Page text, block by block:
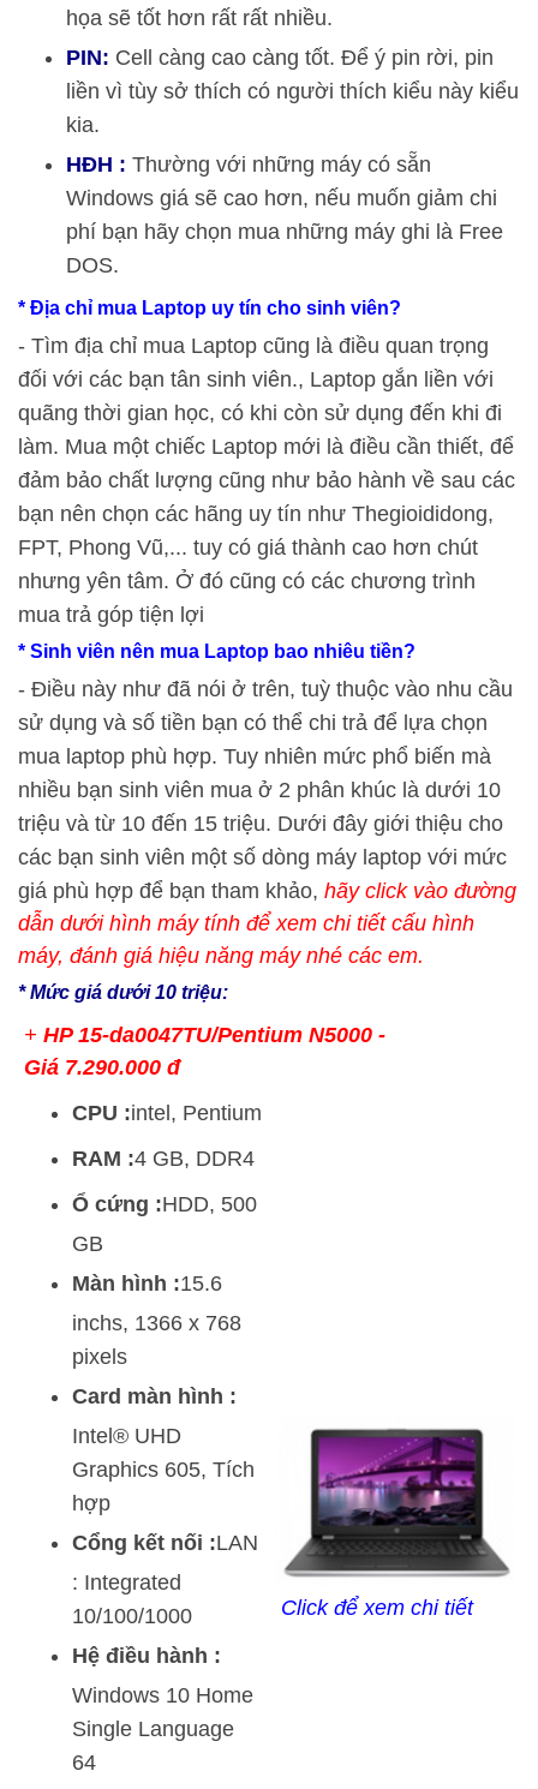
họa sẽ tốt hơn rất rất nhiều.
PIN: Cell càng cao càng tốt. Để ý pin rời, pin
liền vì tùy sở thích có người thích kiểu này kiểu
kia.
HĐH : Thường với những máy có sẵn
Windows giá sẽ cao hơn, nếu muốn giảm chi
phí bạn hãy chọn mua những máy ghi là Free
DOS.
* Địa chỉ mua Laptop uy tín cho sinh viên?
- Tìm địa chỉ mua Laptop cũng là điều quan trọng
đối với các bạn tân sinh viên., Laptop gắn liền với
quãng thời gian học, có khi còn sử dụng đến khi đi
làm. Mua một chiếc Laptop mới là điều cần thiết, để
đảm bảo chất lượng cũng như bảo hành về sau các
bạn nên chọn các hãng uy tín như Thegioididong,
FPT, Phong Vũ,... tuy có giá thành cao hơn chút
nhưng yên tâm. Ở đó cũng có các chương trình
mua trả góp tiện lợi
* Sinh viên nên mua Laptop bao nhiêu tiền?
- Điều này như đã nói ở trên, tuỳ thuộc vào nhu cầu
sử dụng và số tiền bạn có thể chi trả để lựa chọn
mua laptop phù hợp. Tuy nhiên mức phổ biến mà
nhiều bạn sinh viên mua ở 2 phân khúc là dưới 10
triệu và từ 10 đến 15 triệu. Dưới đây giới thiệu cho
các bạn sinh viên một số dòng máy laptop với mức
giá phù hợp để bạn tham khảo, hãy click vào đường
dẫn dưới hình máy tính để xem chi tiết cấu hình
máy, đánh giá hiệu năng máy nhé các em.
* Mức giá dưới 10 triệu:
+ HP 15-da0047TU/Pentium N5000 -
Giá 7.290.000 đ
CPU :intel, Pentium
RAM :4 GB, DDR4
Ổ cứng :HDD, 500
GB
Màn hình :15.6
inchs, 1366 x 768
pixels
Card màn hình :
Intel® UHD
Graphics 605, Tích
hợp
Cổng kết nối :LAN
: Integrated
10/100/1000
Hệ điều hành :
Windows 10 Home
Single Language
64
Click để xem chi tiết